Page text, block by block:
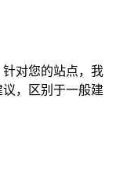
对您的站点，我
，区别于一般建